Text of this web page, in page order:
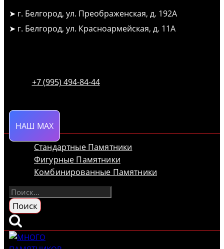
➤ г. Белгород, ул. Преображенская, д. 192А
➤ г. Белгород, ул. Красноармейская, д. 11А
+7 (995) 494-84-44
НАШ MAX
Стандартные Памятники
Фигурные Памятники
Комбинированные Памятники
Найти: